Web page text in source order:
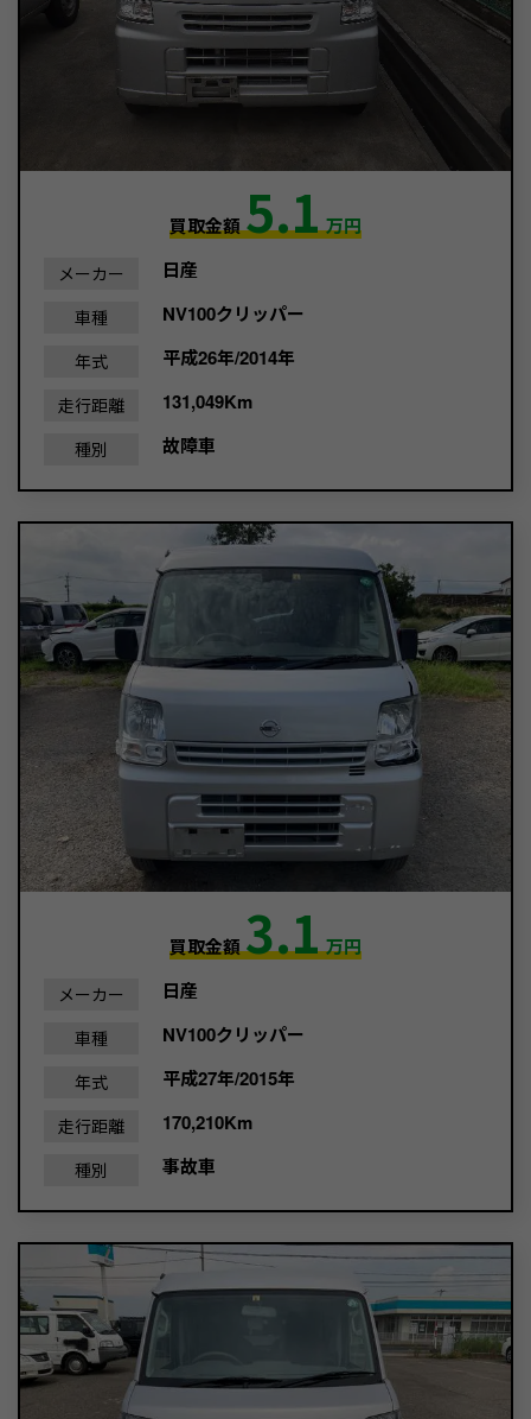
買取金額5.1万円
メーカー 日産
車種 NV100クリッパー
年式 平成26年/2014年
走行距離 131,049Km
種別 故障車
買取金額3.1万円
メーカー 日産
車種 NV100クリッパー
年式 平成27年/2015年
走行距離 170,210Km
種別 事故車